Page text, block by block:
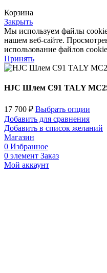
Корзина
Закрыть
Мы используем файлы
нашем веб-сайте.
использование файлов
Принять
HJC Шлем C91 TALY
17 700 ₽ Выбрать опции
Добавить для сравнения
Добавить в список желаний
Магазин
0 Избранное
0 элемент Заказ
Мой аккаунт